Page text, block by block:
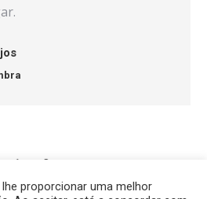
1 2
proporcionar uma melhor